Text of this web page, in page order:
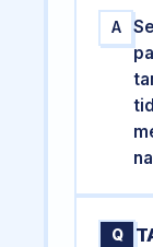
A
Q